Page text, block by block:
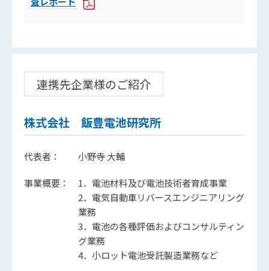
連携先企業様のご紹介
株式会社 飯豊電池研究所
代表者： 小野寺 大輔
事業概要：
1．電池材料及び電池技術者育成事業
2．電気自動車リバースエンジニアリング
業務
3．電池の各種評価およびコンサルティン
グ業務
4．小ロット電池受託製造業務など